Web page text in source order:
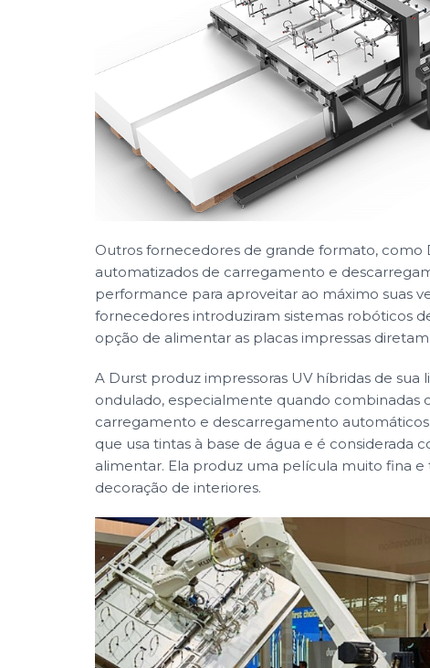
Outros fornecedores de grande formato, como
automatizados de carregamento e
performance para aproveitar ao máximo suas
fornecedores introduziram sistemas robóticos
opção de alimentar as placas impressas
A Durst produz impressoras UV híbridas de
ondulado, especialmente quando combinadas
carregamento e descarregamento
que usa tintas à base de água e é considerada
alimentar. Ela produz uma película muito fina
decoração de interiores.